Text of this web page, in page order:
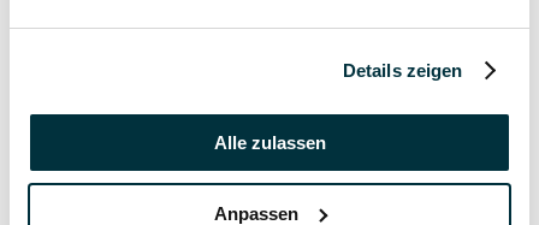
Details zeigen
Alle zulassen
Anpassen
Parvovirose
Katzenspielzeug
Leinenführigkeit